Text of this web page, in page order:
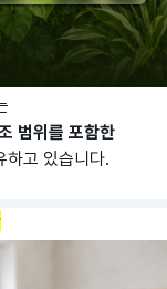
범위를 포함한
하고 있습니다.